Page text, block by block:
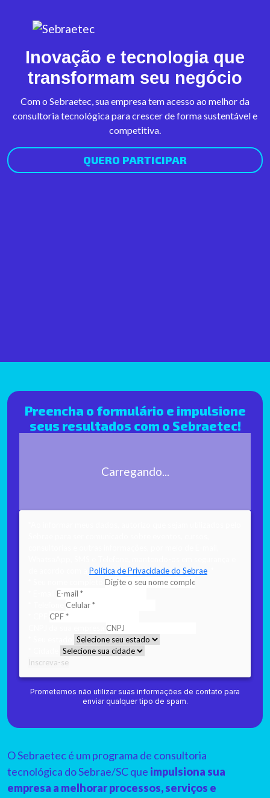
Inovação e tecnologia que
transformam seu negócio
Com o Sebraetec, sua empresa tem acesso ao melhor da
consultoria tecnológica para crescer de forma sustentável e
competitiva.
QUERO PARTICIPAR
O Sebraetec é um programa de consultoria
tecnológica do Sebrae/SC que impulsiona sua
empresa a melhorar processos, serviços e
Preencha o formulário e impulsione
seus resultados com o Sebraetec!
Carregando...
Política de Privacidade do Sebrae
Inscreva-se
Prometemos não utilizar suas informações de contato para
enviar qualquer tipo de spam.